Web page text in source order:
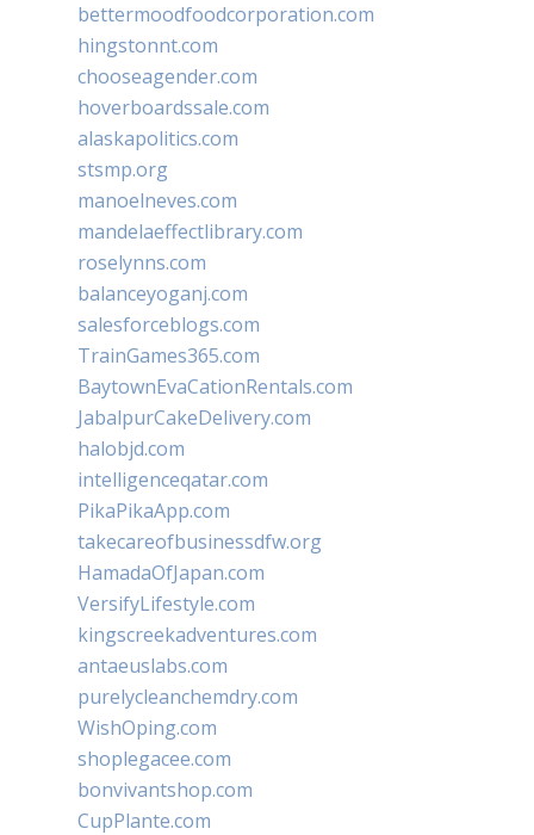
bettermoodfoodcorporation.com
hingstonnt.com
chooseagender.com
hoverboardssale.com
alaskapolitics.com
stsmp.org
manoelneves.com
mandelaeffectlibrary.com
roselynns.com
balanceyoganj.com
salesforceblogs.com
TrainGames365.com
BaytownEvaCationRentals.com
JabalpurCakeDelivery.com
halobjd.com
intelligenceqatar.com
PikaPikaApp.com
takecareofbusinessdfw.org
HamadaOfJapan.com
VersifyLifestyle.com
kingscreekadventures.com
antaeuslabs.com
purelycleanchemdry.com
WishOping.com
shoplegacee.com
bonvivantshop.com
CupPlante.com